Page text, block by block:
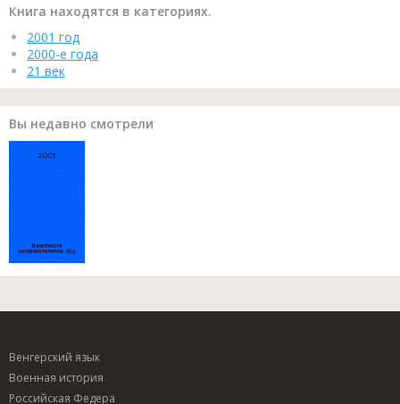
Книга находятся в категориях.
2001 год
2000-е года
21 век
Вы недавно смотрели
Венгерский язык
Военная история
Российская Федера